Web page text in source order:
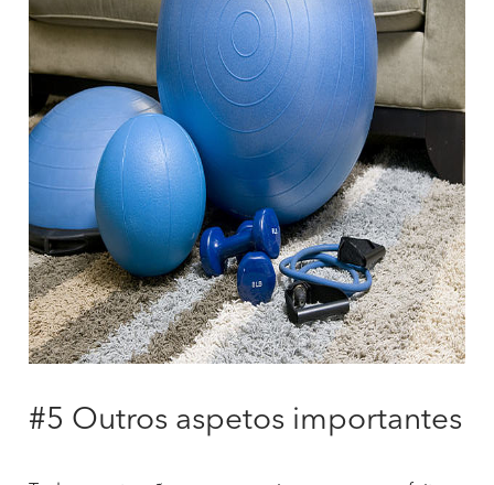
#5 Outros aspetos importantes